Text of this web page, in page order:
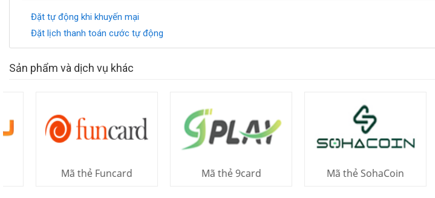
Đặt tự động khi khuyến mại
Đặt lịch thanh toán cước tự động
Sản phẩm và dịch vụ khác
Mã thẻ Funcard Mã thẻ 9card Mã thẻ SohaCoin